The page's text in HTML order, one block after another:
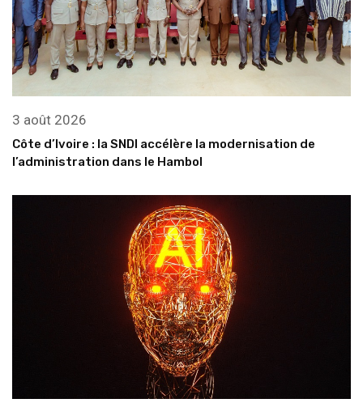
3 août 2026
Côte d’Ivoire : la SNDI accélère la modernisation de
l’administration dans le Hambol